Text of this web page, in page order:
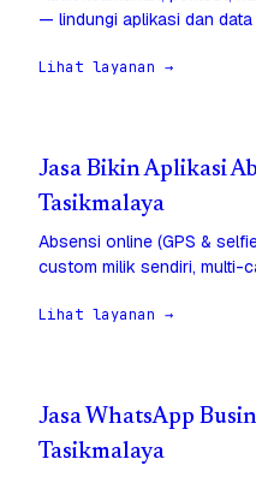
— lindungi aplikasi dan data
Lihat layanan →
Jasa Bikin Aplikasi
Tasikmalaya
Absensi online (GPS &
custom milik sendiri, multi-
Lihat layanan →
Jasa WhatsApp
Tasikmalaya